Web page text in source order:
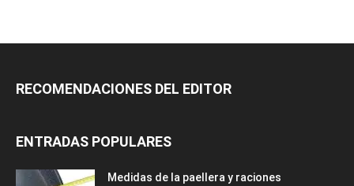
RECOMENDACIONES DEL EDITOR
ENTRADAS POPULARES
Medidas de la paellera y raciones